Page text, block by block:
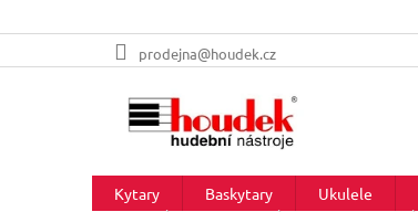
na
prodejna@houdek.cz
Kytary Baskytary Ukulele